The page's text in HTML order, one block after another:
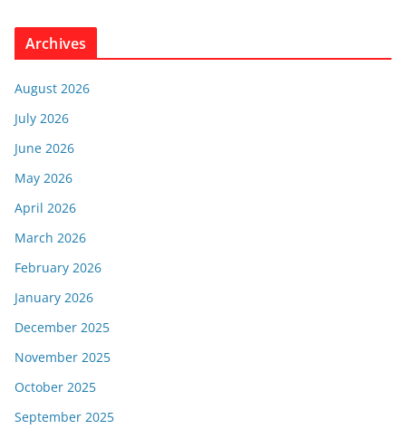
Archives
August 2026
July 2026
June 2026
May 2026
April 2026
March 2026
February 2026
January 2026
December 2025
November 2025
October 2025
September 2025